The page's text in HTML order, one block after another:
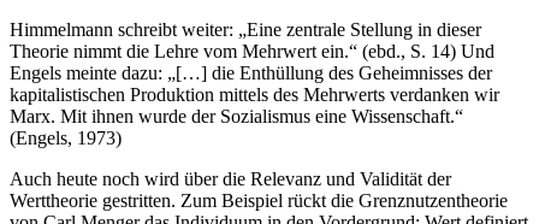
Himmelmann schreibt weiter: „Eine zentrale Stellung in dieser
Theorie nimmt die Lehre vom Mehrwert ein.“ (ebd., S. 14) Und
Engels meinte dazu: „[…] die Enthüllung des Geheimnisses der
kapitalistischen Produktion mittels des Mehrwerts verdanken wir
Marx. Mit ihnen wurde der Sozialismus eine Wissenschaft.“
(Engels, 1973)
Auch heute noch wird über die Relevanz und Validität der
Werttheorie gestritten. Zum Beispiel rückt die Grenznutzentheorie